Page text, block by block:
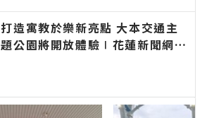
資訊！
打造寓教於樂新亮點 大本交通主
題公園將開放體驗∣花蓮新聞網官